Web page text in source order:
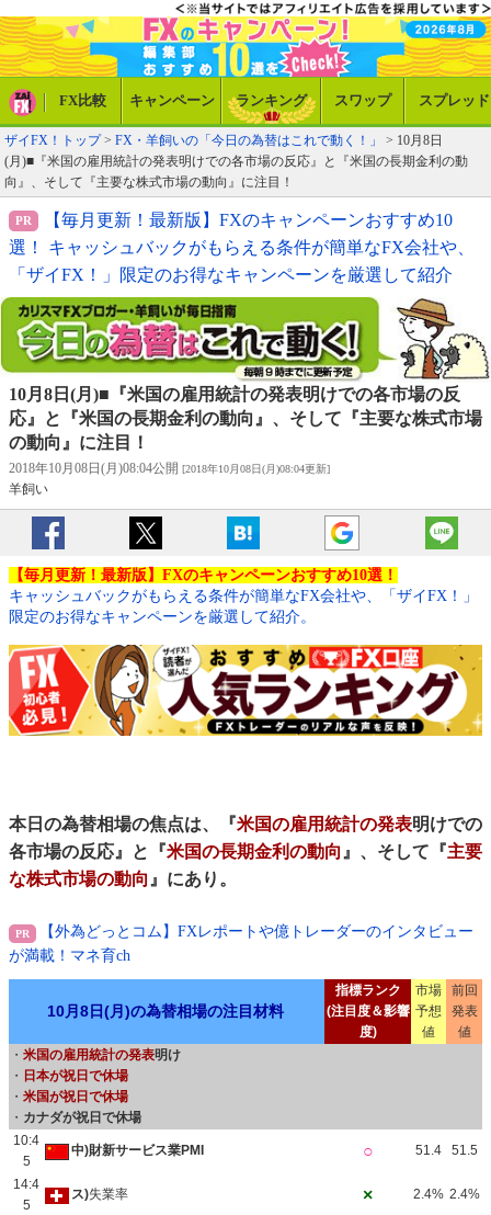
FX比較 キャンペーン ランキング スワップ スプレッド
ザイFX！トップ> FX・羊飼いの「今日の為替はこれで動く！」
> 10月8日
(月)■『米国の雇用統計の発表明けでの各市場の反応』と『米国の長期金利の動
向』、そして『主要な株式市場の動向』に注目！
【毎月更新！最新版】FXのキャンペーンおすすめ10
選！ キャッシュバックがもらえる条件が簡単なFX会社や、
「ザイFX！」限定のお得なキャンペーンを厳選して紹介
10月8日(月)■『米国の雇用統計の発表明けでの各市場の反
応』と『米国の長期金利の動向』、そして『主要な株式市場
の動向』に注目！
2018年10月08日(月)08:04公開 [2018年10月08日(月)08:04更新]
羊飼い
【毎月更新！最新版】FXのキャンペーンおすすめ10選！
キャッシュバックがもらえる条件が簡単なFX会社や、「ザイFX！」
限定のお得なキャンペーンを厳選して紹介。
本日の為替相場の焦点は、『米国の雇用統計の発表明けでの
各市場の反応』と『米国の長期金利の動向』、そして『主要
な株式市場の動向』にあり。
【外為どっとコム】FXレポートや億トレーダーのインタビュー
が満載！マネ育ch
10月8日(月)の為替相場の注目材料
指標ランク
(注目度＆影響
度)
市場
予想
値
前回
発表
値
・ 米国の雇用統計の発表明け
・ 日本が祝日で休場
・ 米国が祝日で休場
・ カナダが祝日で休場
10:4
5
中)財新サービス業PMI ○ 51.4 51.5
14:4
5
ス)失業率 × 2.4% 2.4%